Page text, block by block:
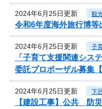
2024年6月25日更新 観
令和6年度海外旅行博等
2024年6月25日更新 子
「子育て支援関連シス
委託プロポーザル募集【
2024年6月25日更新 下
【建設工事】公共 防